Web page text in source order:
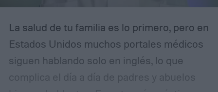
La salud de tu familia es lo primero, pero en
Estados Unidos muchos portales médicos
siguen hablando solo en inglés, lo que
complica el día a día de padres y abuelos